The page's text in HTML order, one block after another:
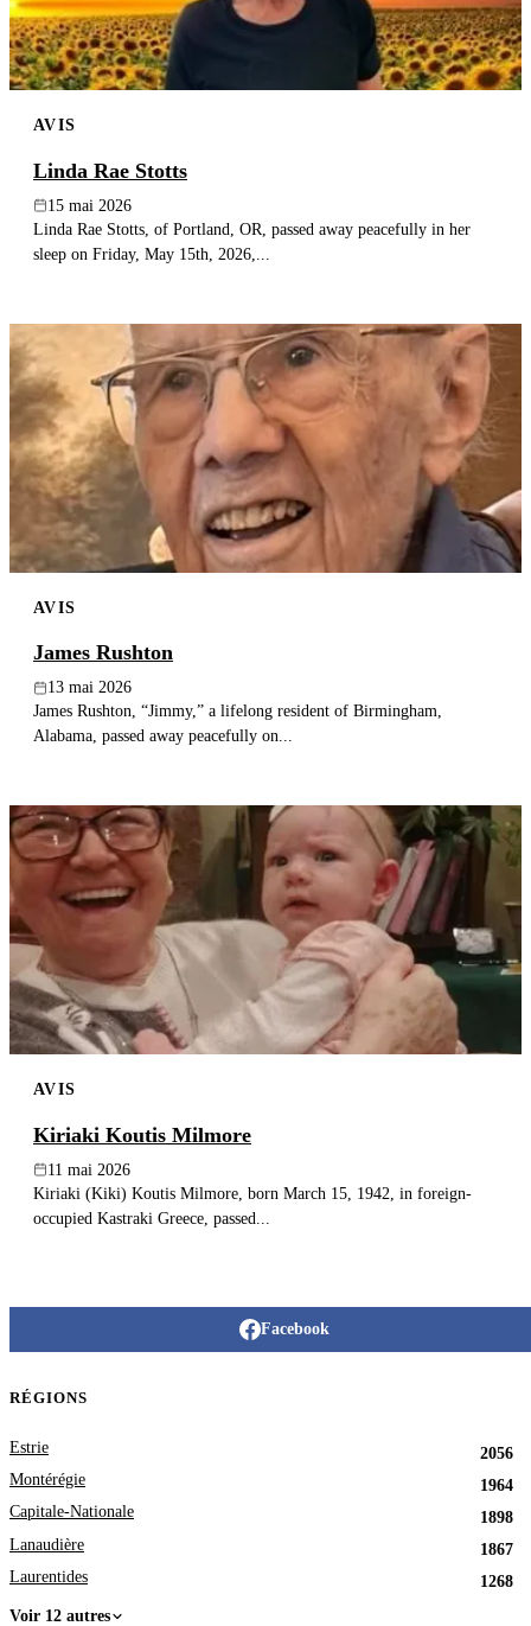
AVIS
Linda Rae Stotts
15 mai 2026
Linda Rae Stotts, of Portland, OR, passed away peacefully in her
sleep on Friday, May 15th, 2026,...
AVIS
James Rushton
13 mai 2026
James Rushton, “Jimmy,” a lifelong resident of Birmingham,
Alabama, passed away peacefully on...
AVIS
Kiriaki Koutis Milmore
11 mai 2026
Kiriaki (Kiki) Koutis Milmore, born March 15, 1942, in foreign-
occupied Kastraki Greece, passed...
Facebook
RÉGIONS
Estrie
2056
Montérégie
1964
Capitale-Nationale
1898
Lanaudière
1867
Laurentides
1268
Voir 12 autres